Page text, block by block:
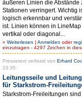
äußeren Linien die Abstände
Stationen verringert. Wichtig
logisch erkennbar und
ist. Linien können in LineMap
vertikal oder diagonal...
» Weiterlesen | Anmelden oder
einzutragen - 4297 Zeichen in
Pressetext verfasst von Erhard
23:35.
Leitungsseile und
für Starkstrom-
Starkstrom-Freileitungen